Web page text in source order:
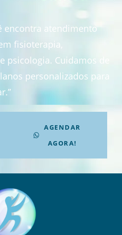
encontra atendimento
fisioterapia,
Cuidamos de
personalizados para
AGENDAR
AGORA!